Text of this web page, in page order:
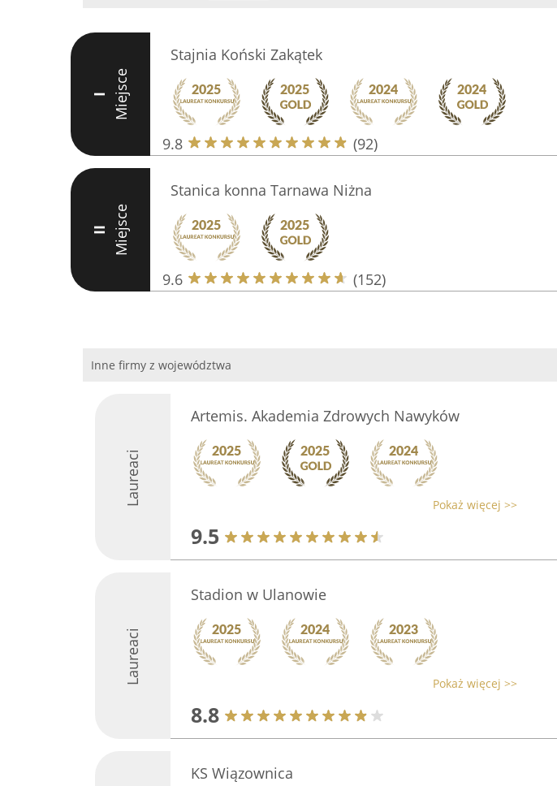
I Miejsce
Stajnia Koński Zakątek
9.8 (92)
II Miejsce
Stanica konna Tarnawa Niżna
9.6 (152)
Inne firmy z województwa
Laureaci
Artemis. Akademia Zdrowych Nawyków
Pokaż więcej >>
9.5
Laureaci
Stadion w Ulanowie
Pokaż więcej >>
8.8
KS Wiązownica